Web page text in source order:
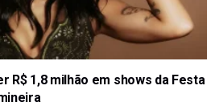
R$ 1,8 milhão em shows da Festa